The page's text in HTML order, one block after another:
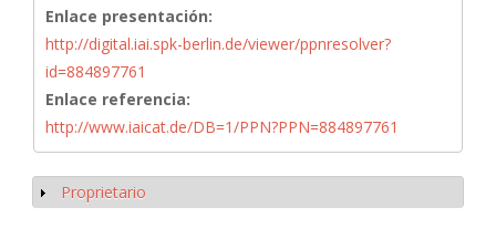
Enlace presentación:
http://digital.iai.spk-berlin.de/viewer/ppnresolver?
id=884897761
Enlace referencia:
http://www.iaicat.de/DB=1/PPN?PPN=884897761
Mostrar
Proprietario